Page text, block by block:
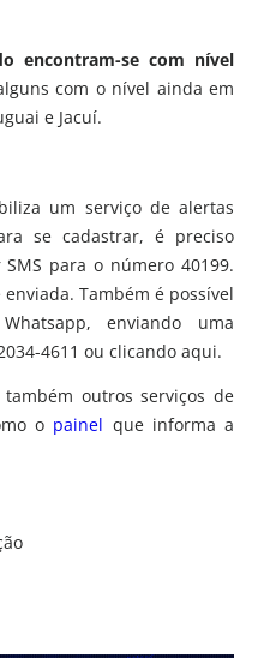
encontram-se com nível
com o nível ainda em
e Jacuí.
um serviço de alertas
se cadastrar, é preciso
para o número 40199.
Também é possível
enviando uma
4611 ou clicando aqui.
outros serviços de
o painel que informa a